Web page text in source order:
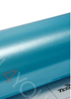
К сравнению
В наличии